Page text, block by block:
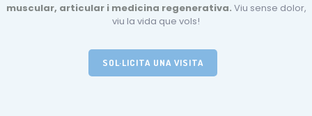
muscular, articular i medicina regenerativa. Viu sense dolor,
viu la vida que vols!
SOL·LICITA UNA VISITA